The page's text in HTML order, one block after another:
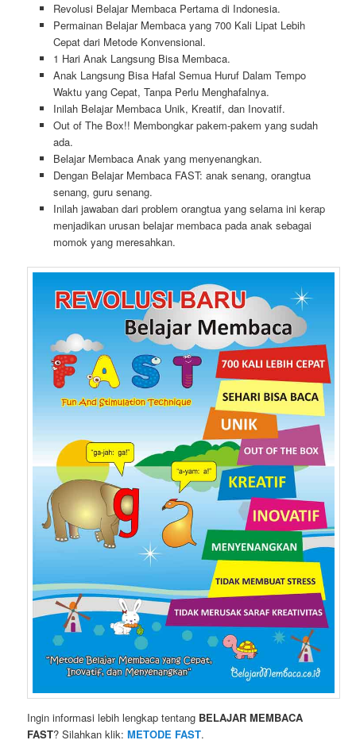
Revolusi Belajar Membaca Pertama di Indonesia.
Permainan Belajar Membaca yang 700 Kali Lipat Lebih
Cepat dari Metode Konvensional.
1 Hari Anak Langsung Bisa Membaca.
Anak Langsung Bisa Hafal Semua Huruf Dalam Tempo
Waktu yang Cepat, Tanpa Perlu Menghafalnya.
Inilah Belajar Membaca Unik, Kreatif, dan Inovatif.
Out of The Box!! Membongkar pakem-pakem yang sudah
ada.
Belajar Membaca Anak yang menyenangkan.
Dengan Belajar Membaca FAST: anak senang, orangtua
senang, guru senang.
Inilah jawaban dari problem orangtua yang selama ini kerap
menjadikan urusan belajar membaca pada anak sebagai
momok yang meresahkan.
Ingin informasi lebih lengkap tentang BELAJAR MEMBACA
FAST? Silahkan klik:METODE FAST.